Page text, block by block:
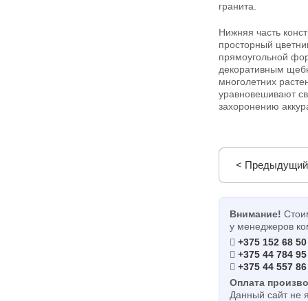
гранита.
Нижняя часть
просторный
прямоугольной
декоративным
многолетних
уравновешивают
захоронению
< Предыдущий
Внимание!
у менеджеров
+375 152 68
+375 44 784
+375 44 557
Оплата
Данный сайт не